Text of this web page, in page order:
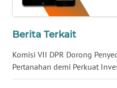
Berita Terkait
Komisi VII DPR Dorong
Pertanahan demi Perkuat
KALTARA
WN
KALSEL